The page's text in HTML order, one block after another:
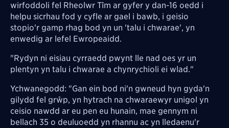
wirfoddoli fel Rheolwr Tîm ar gyfer y dan-16 oedd i
helpu sicrhau fod y cyfle ar gael i bawb, i geisio
stopio'r gamp rhag bod yn un 'talu i chwarae', yn
enwedig ar lefel Ewropeaidd.
"Rydyn ni eisiau cyrraedd pwynt lle nad oes yr un
plentyn yn talu i chwarae a chynrychioli ei wlad."
Ychwanegodd: "Gan ein bod ni'n gwneud hyn gyda'n
gilydd fel grŵp, yn hytrach na chwaraewyr unigol yn
ceisio nawdd ar eu pen eu hunain, mae gennym ni
bellach 35 o deuluoedd yn rhannu ac yn lledaenu'r